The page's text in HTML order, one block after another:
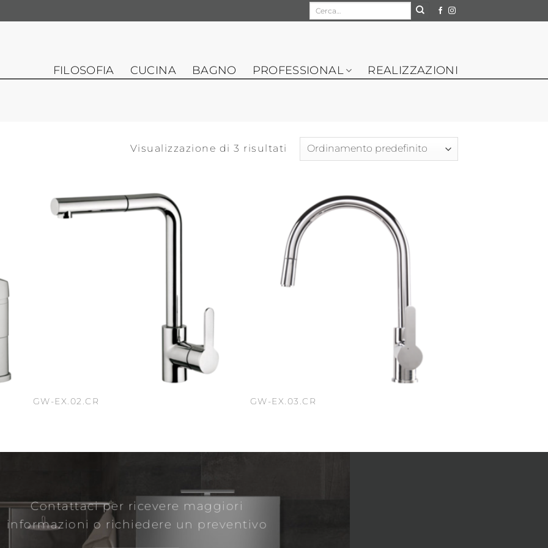
Cerca:
FILOSOFIA CUCINA BAGNO PROFESSIONAL REALIZZAZIONI
Visualizzazione di 3 risultati
GW-EX.02.CR GW-EX.03.CR
Contattaci per ricevere maggiori
informazionio richiedere un preventivo